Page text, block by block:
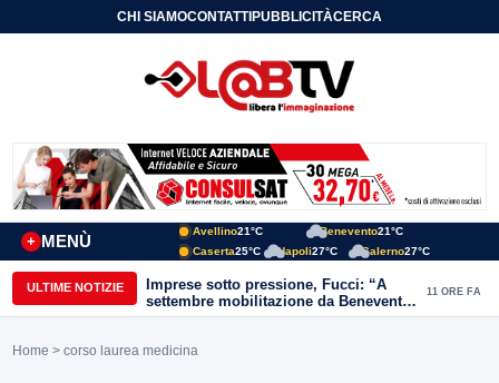
CHI SIAMOCONTATTIPUBBLICITÀCERCA
MENÙ
+
Avellino21°C Benevento21°C
Caserta25°C Napoli27°C Salerno27°C
ULTIME NOTIZIE
Imprese sotto pressione, Fucci: “A
settembre mobilitazione da Benevento
e Avellino”
11 ORE FA
Home > corso laurea medicina